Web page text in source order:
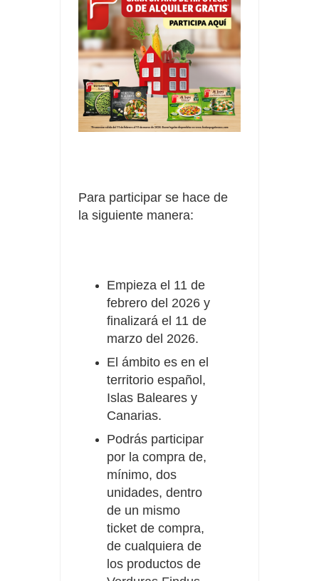
Para participar se hace de
la siguiente manera:
Empieza el 11 de
febrero del 2026 y
finalizará el 11 de
marzo del 2026.
El ámbito es en el
territorio español,
Islas Baleares y
Canarias.
Podrás participar
por la compra de,
mínimo, dos
unidades, dentro
de un mismo
ticket de compra,
de cualquiera de
los productos de